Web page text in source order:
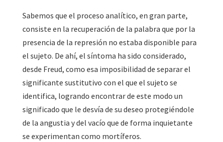
Sabemos que el proceso analítico, en gran parte,
consiste en la recuperación de la palabra que por la
presencia de la represión no estaba disponible para
el sujeto. De ahí, el síntoma ha sido considerado,
desde Freud, como esa imposibilidad de separar el
significante sustitutivo con el que el sujeto se
identifica, logrando encontrar de este modo un
significado que le desvía de su deseo protegiéndole
de la angustia y del vacío que de forma inquietante
se experimentan como mortíferos.